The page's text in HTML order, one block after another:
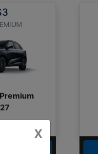
X